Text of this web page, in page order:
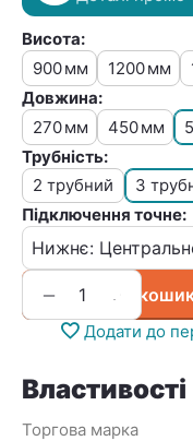
Висота:
900мм 1200мм
Довжина:
270мм 450мм
Трубність:
2 трубний
3
Підключення точне:
+
− У
Додати до
Властивості
Торгова марка